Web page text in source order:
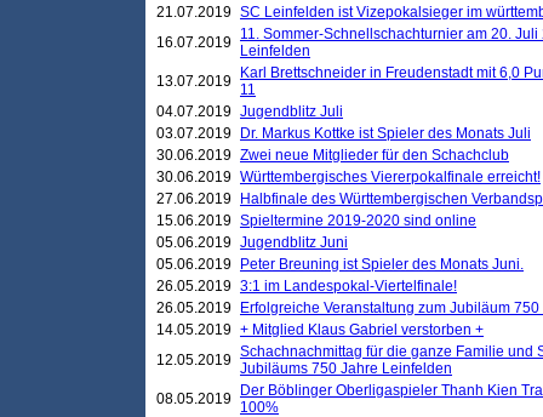
21.07.2019 SC Leinfelden ist Vizepokalsieger im
16.07.2019 11. Sommer-Schnellschachturnier am 20.
Leinfelden
13.07.2019
Karl Brettschneider in Freudenstadt mit 6,0
11
04.07.2019 Jugendblitz Juli
03.07.2019
Dr. Markus Kottke ist Spieler des Monats Juli
30.06.2019 Zwei neue Mitglieder für den Schachclub
30.06.2019 Württembergisches Viererpokalfinale erreicht!
27.06.2019
Halbfinale des Württembergischen
15.06.2019 Spieltermine 2019-2020 sind online
05.06.2019 Jugendblitz Juni
05.06.2019
Peter Breuning ist Spieler des Monats Juni.
26.05.2019 3:1 im Landespokal-Viertelfinale!
26.05.2019
Erfolgreiche Veranstaltung zum Jubiläum
14.05.2019 + Mitglied Klaus Gabriel verstorben +
12.05.2019 Schachnachmittag für die ganze Familie und
Jubiläums 750 Jahre Leinfelden
08.05.2019
Der Böblinger Oberligaspieler Thanh Kien
100%